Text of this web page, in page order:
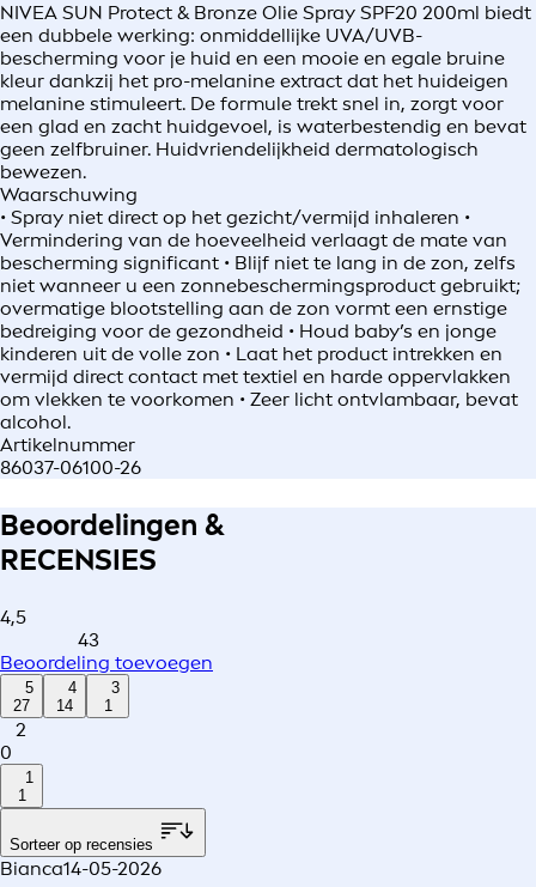
NIVEA SUN Protect & Bronze Olie Spray SPF20 200ml biedt
een dubbele werking: onmiddellijke UVA/UVB-
bescherming voor je huid en een mooie en egale bruine
kleur dankzij het pro-melanine extract dat het huideigen
melanine stimuleert. De formule trekt snel in, zorgt voor
een glad en zacht huidgevoel, is waterbestendig en bevat
geen zelfbruiner. Huidvriendelijkheid dermatologisch
bewezen.
Waarschuwing
• Spray niet direct op het gezicht/vermijd inhaleren •
Vermindering van de hoeveelheid verlaagt de mate van
bescherming significant • Blijf niet te lang in de zon, zelfs
niet wanneer u een zonnebeschermingsproduct gebruikt;
overmatige blootstelling aan de zon vormt een ernstige
bedreiging voor de gezondheid • Houd baby’s en jonge
kinderen uit de volle zon • Laat het product intrekken en
vermijd direct contact met textiel en harde oppervlakken
om vlekken te voorkomen • Zeer licht ontvlambaar, bevat
alcohol.
Artikelnummer
86037-06100-26
Beoordelingen &
RECENSIES
4,5
43
Beoordeling toevoegen
5
27
4
14
3
1
2
0
1
1
Sorteer op recensies
Bianca14-05-2026